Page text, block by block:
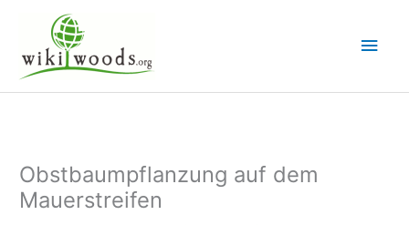
springen
Obstbaumpflanzung auf dem
Mauerstreifen